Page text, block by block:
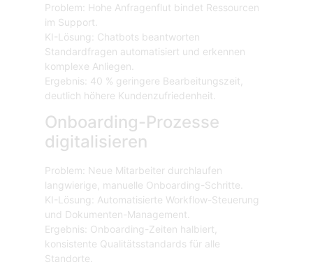
Problem: Hohe Anfragenflut bindet Ressourcen
im Support.
KI-Lösung: Chatbots beantworten
Standardfragen automatisiert und erkennen
komplexe Anliegen.
Ergebnis: 40 % geringere Bearbeitungszeit,
deutlich höhere Kundenzufriedenheit.
Onboarding-Prozesse
digitalisieren
Problem: Neue Mitarbeiter durchlaufen
langwierige, manuelle Onboarding-Schritte.
KI-Lösung: Automatisierte Workflow-Steuerung
und Dokumenten-Management.
Ergebnis: Onboarding-Zeiten halbiert,
konsistente Qualitätsstandards für alle
Standorte.